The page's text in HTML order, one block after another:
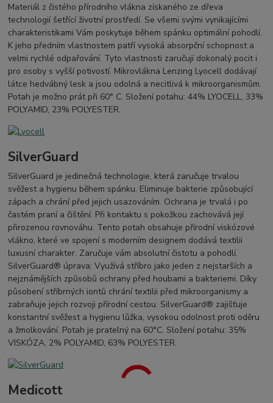
Materiál z čistého přírodního vlákna získaného ze dřeva
technologií šetřící životní prostředí. Se všemi svými vynikajícími
charakteristikami Vám poskytuje během spánku optimální pohodlí.
K jeho předním vlastnostem patří vysoká absorpční schopnost a
velmi rychlé odpařování. Tyto vlastnosti zaručují dokonalý pocit i
pro osoby s vyšší potivostí. Mikrovlákna Lenzing Lyocell dodávají
látce hedvábný lesk a jsou odolná a necitlivá k mikroorganismům.
Potah je možno prát při 60° C. Složení potahu: 44% LYOCELL, 33%
POLYAMID, 23% POLYESTER.
SilverGuard
SilverGuard je jedinečná technologie, která zaručuje trvalou
svěžest a hygienu během spánku. Eliminuje bakterie způsobující
zápach a chrání před jejich usazováním. Ochrana je trvalá i po
častém praní a čištění. Při kontaktu s pokožkou zachovává její
přirozenou rovnováhu. Tento potah obsahuje přírodní viskózové
vlákno, které ve spojení s moderním designem dodává textilii
luxusní charakter. Zaručuje vám absolutní čistotu a pohodlí.
SilverGuard® úprava: Využívá stříbro jako jeden z nejstarších a
nejznámějších způsobů ochrany před houbami a bakteriemi. Díky
působení stříbrných iontů chrání textilii před mikroorganismy a
zabraňuje jejich rozvoji přírodní cestou. SilverGuard® zajišťuje
konstantní svěžest a hygienu lůžka, vysokou odolnost proti oděru
a žmolkování. Potah je pratelný na 60°C. Složení potahu: 35%
VISKÓZA, 2% POLYAMID, 63% POLYESTER.
Medicott